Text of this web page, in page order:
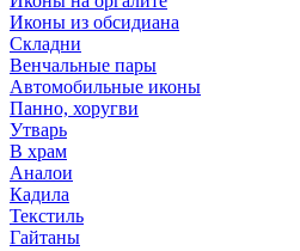
Иконы из обсидиана
Складни
Венчальные пары
Автомобильные иконы
Панно, хоругви
Утварь
В храм
Аналои
Кадила
Текстиль
Гайтаны